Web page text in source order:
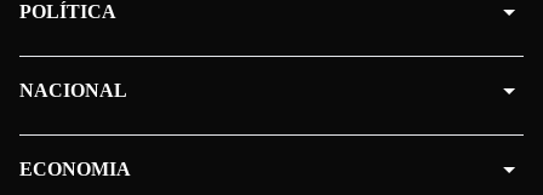
POLÍTICA
NACIONAL
ECONOMIA